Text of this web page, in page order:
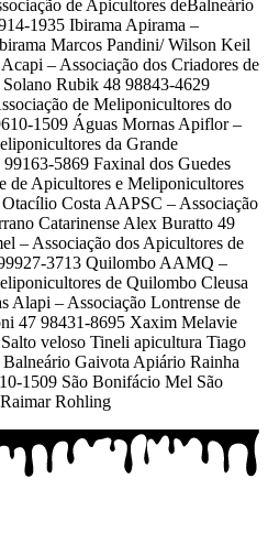
de Apicultores deBalneário
1935 Ibirama Apirama –
Marcos Pandini/ Wilson Keil
– Associação dos Criadores de
Rubik 48 98843-4629
de Meliponicultores do
1509 Águas Mornas Apiflor –
da Grande
5869 Faxinal dos Guedes
de Apicultores e Meliponicultores
Costa AAPSC – Associação
Catarinense Alex Buratto 49
– Associação dos Apicultores de
3713 Quilombo AAMQ –
de Quilombo Cleusa
Alapi – Associação Lontrense de
47 98431-8695 Xaxim Melavie
veloso Tineli apicultura Tiago
Gaivota Apiário Rainha
1509 São Bonifácio Mel São
Rohling